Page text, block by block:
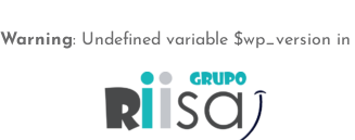
Warning: Undefined variable $wp_version in